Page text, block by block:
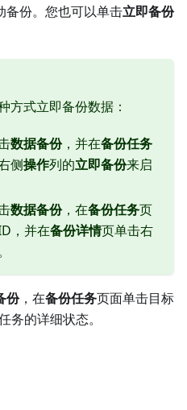
备份。您也可以单击立即备份
方式立即备份数据：
数据备份，并在备份任务
侧操作列的立即备份来启
数据备份，在备份任务页
，并在备份详情页单击右
份，在备份任务页面单击目标
务的详细状态。